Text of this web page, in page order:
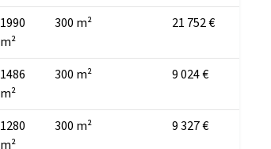
1990
m²
300 m² 21 752 €
1486
m²
300 m² 9 024 €
1280
m²
300 m² 9 327 €